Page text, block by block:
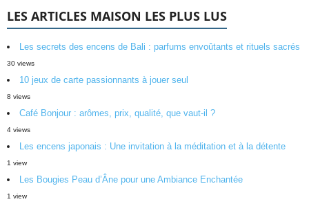
LES ARTICLES MAISON LES PLUS LUS
Les secrets des encens de Bali : parfums envoûtants et rituels sacrés
30 views
10 jeux de carte passionnants à jouer seul
8 views
Café Bonjour : arômes, prix, qualité, que vaut-il ?
4 views
Les encens japonais : Une invitation à la méditation et à la détente
1 view
Les Bougies Peau d’Âne pour une Ambiance Enchantée
1 view